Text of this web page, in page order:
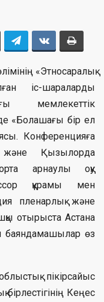
«Этносаралық
іс-шараларды
мемлекеттік
«Болашағы бір ел
Конференцияға
Қызылорда
арнаулы оқу
құрамы мен
пленарлық және
отырыста Астана
баяндамашылар өз
пікірсайыс
бірлестігінің Кеңес